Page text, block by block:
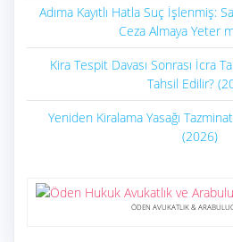
Adıma Kayıtlı Hatla Suç İşlenmiş:
Ceza Almaya Yeter
Kira Tespit Davası Sonrası İcra
Tahsil Edilir?
Yeniden Kiralama Yasağı
(2026)
ÖDEN AVUKATLIK &